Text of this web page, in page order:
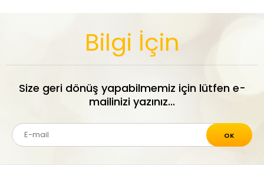
Bilgi İçin
Size geri dönüş yapabilmemiz için lütfen e-
mailinizi yazınız...
OK